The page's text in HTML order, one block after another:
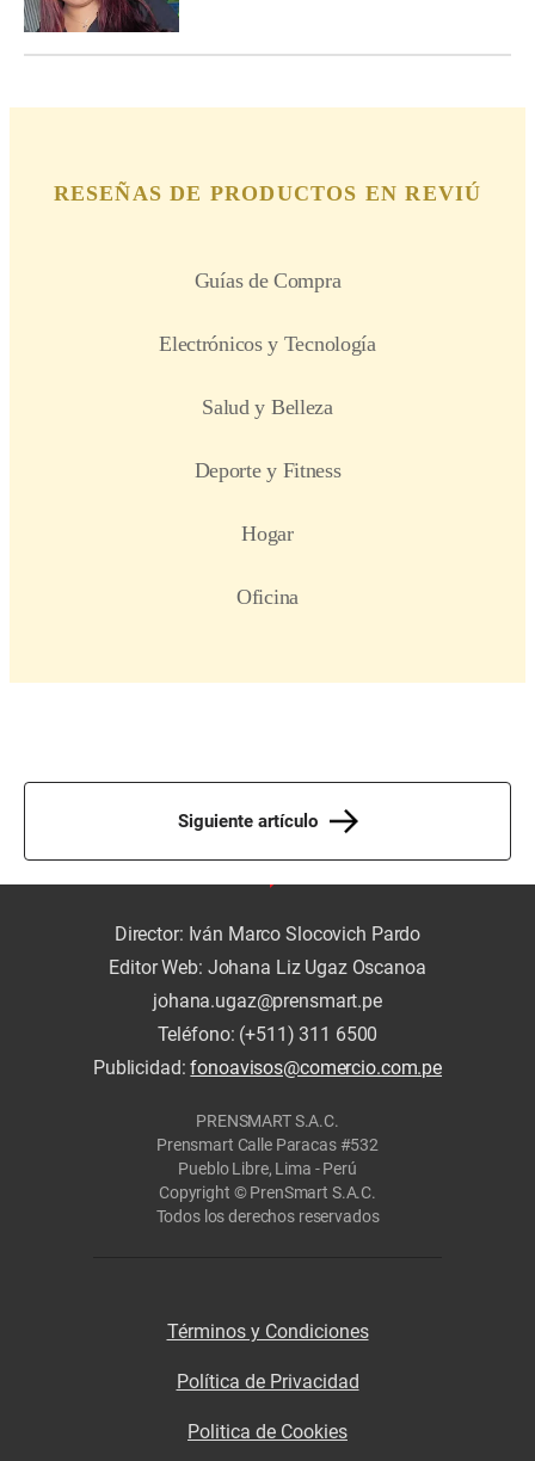
Siguiente artículo
Director: Iván Marco Slocovich Pardo
Editor Web: Johana Liz Ugaz Oscanoa
johana.ugaz@prensmart.pe
Teléfono: (+511) 311 6500
Publicidad:fonoavisos@comercio.com.pe
PRENSMART S.A.C.
Prensmart Calle Paracas #532
Pueblo Libre, Lima - Perú
Copyright © PrenSmart S.A.C.
Todos los derechos reservados
Términos y Condiciones
Política de Privacidad
Politica de Cookies